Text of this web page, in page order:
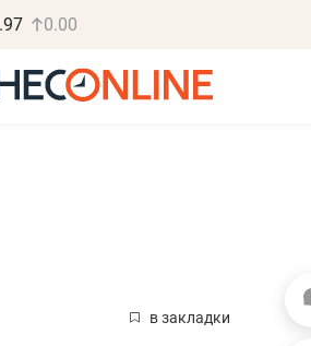
0.00
в закладки